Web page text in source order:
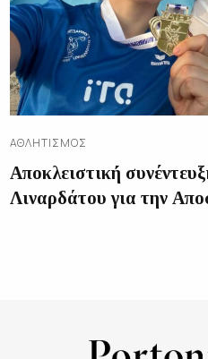
ΑΘΛΗΤΙΣΜΌΣ
Αποκλειστική
Λιναρδάτου για την